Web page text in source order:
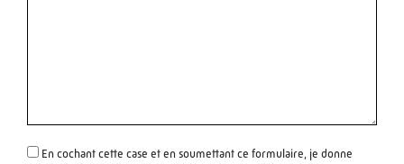
En cochant cette case et en soumettant ce formulaire, je donne